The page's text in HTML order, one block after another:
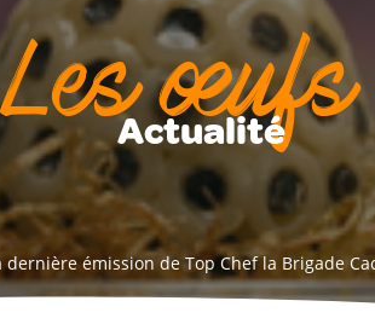
Les œufs
Actualité
émission de Top Chef la Brigade